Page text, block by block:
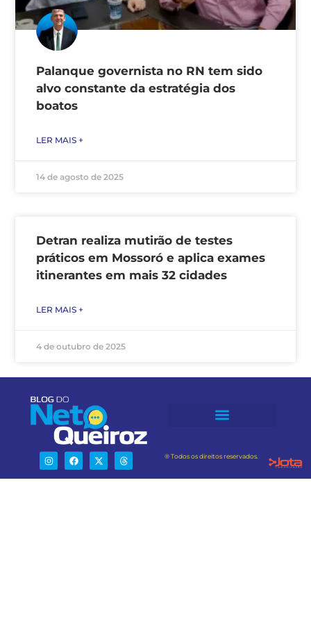
Palanque governista no RN tem sido
alvo constante da estratégia dos
boatos
LER MAIS +
14 de agosto de 2025
Detran realiza mutirão de testes
práticos em Mossoró e aplica exames
itinerantes em mais 32 cidades
LER MAIS +
4 de outubro de 2025
® Todos os direitos reservados.